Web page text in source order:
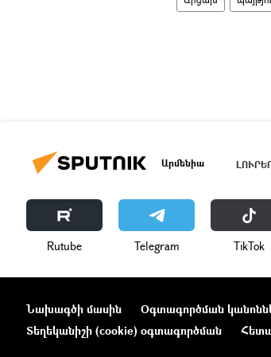
Արմենիա
Rutube Telegram ТikТоk
Նախագծի մասին Օգտագործման
Տեղեկանիշի (cookie) օգտագործման